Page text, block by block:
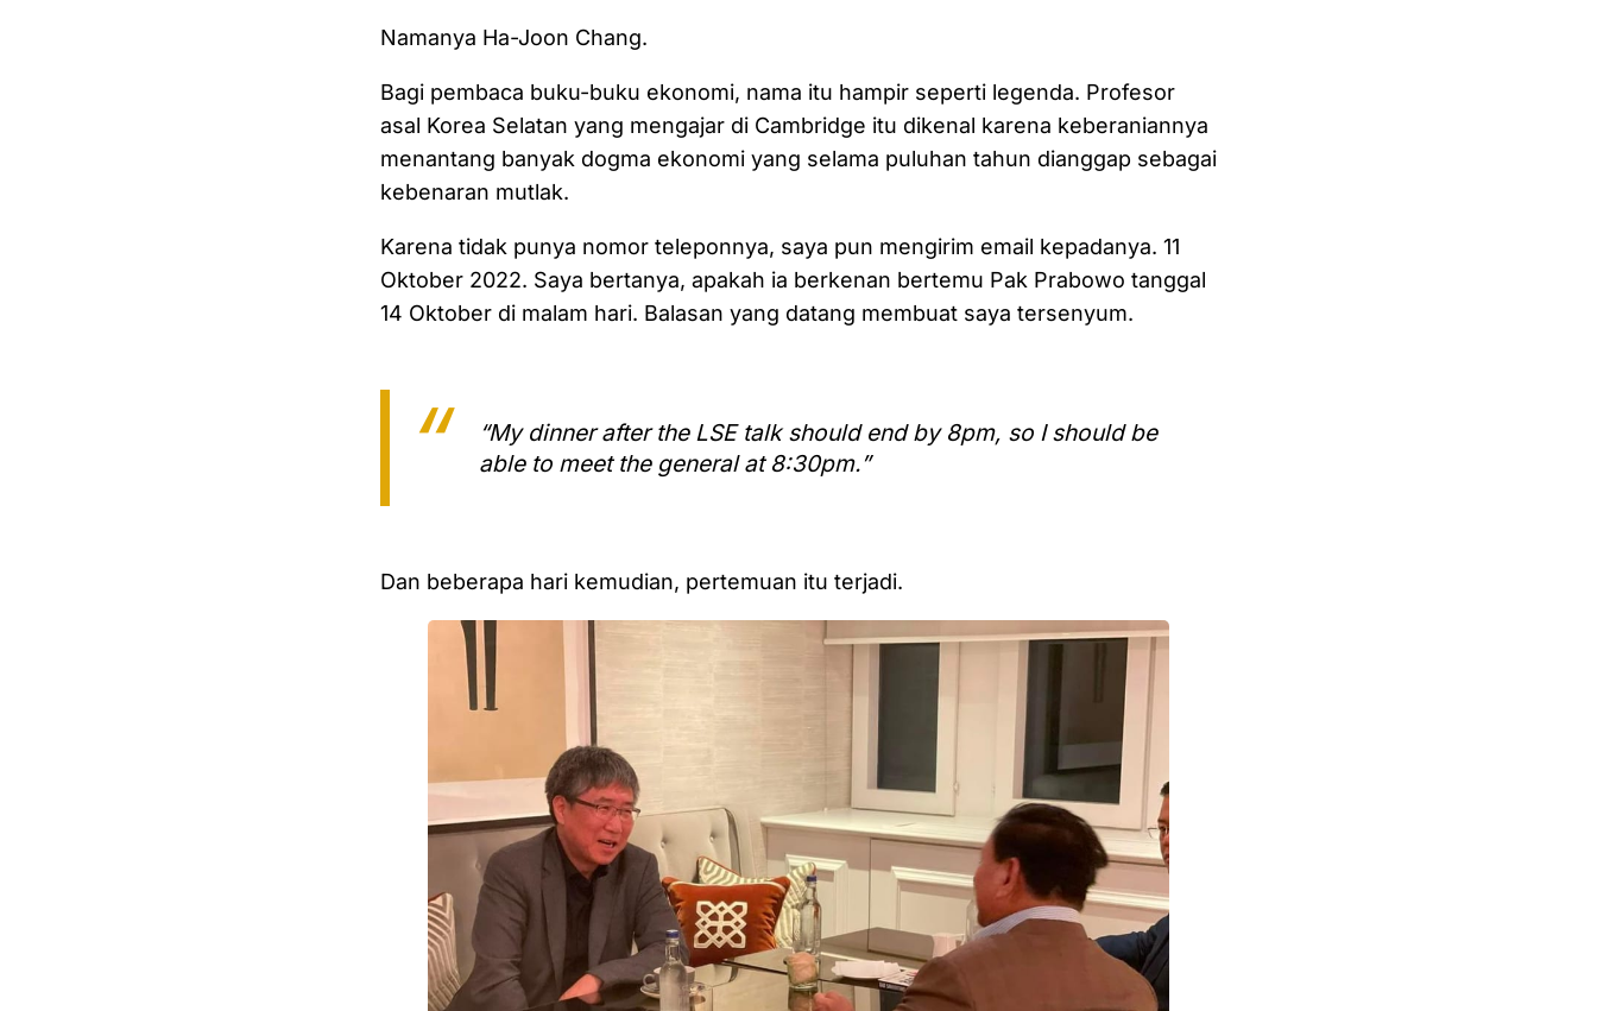
Namanya Ha-Joon Chang.
Bagi pembaca buku-buku ekonomi, nama itu hampir seperti legenda. Profesor
asal Korea Selatan yang mengajar di Cambridge itu dikenal karena keberaniannya
menantang banyak dogma ekonomi yang selama puluhan tahun dianggap sebagai
kebenaran mutlak.
Karena tidak punya nomor teleponnya, saya pun mengirim email kepadanya. 11
Oktober 2022. Saya bertanya, apakah ia berkenan bertemu Pak Prabowo tanggal
14 Oktober di malam hari. Balasan yang datang membuat saya tersenyum.
“My dinner after the LSE talk should end by 8pm, so I should be
able to meet the general at 8:30pm.”
Dan beberapa hari kemudian, pertemuan itu terjadi.